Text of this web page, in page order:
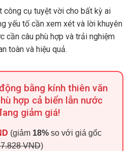
công cụ tuyệt vời cho bất kỳ ai
yếu tố cần xem xét và lời khuyên
cần câu phù hợp và trải nghiệm
toàn và hiệu quả.
bằng kính thiên văn
hợp cả biển lẫn nước
giảm giá!
(giảm 18%so với giá gốc
VND)